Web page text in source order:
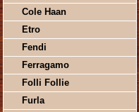
Cole Haan
Etro
Fendi
Ferragamo
Folli Follie
Furla